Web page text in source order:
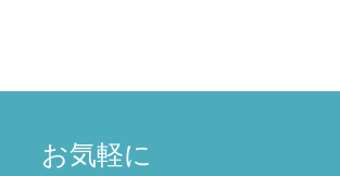
お気軽に